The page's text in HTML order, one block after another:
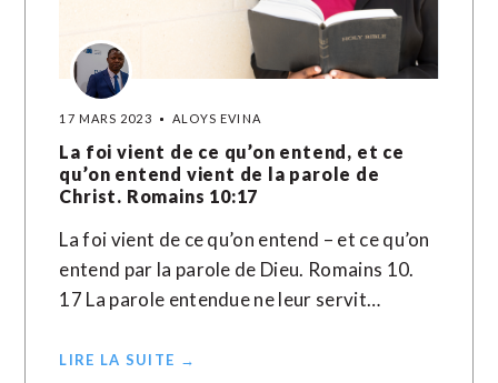
17 MARS 2023 ALOYS EVINA
La foi vient de ce qu’on entend, et ce
qu’on entend vient de la parole de
Christ. Romains 10:17
La foi vient de ce qu’on entend – et ce qu’on
entend par la parole de Dieu. Romains 10.
17 La parole entendue ne leur servit…
LIRE LA SUITE →